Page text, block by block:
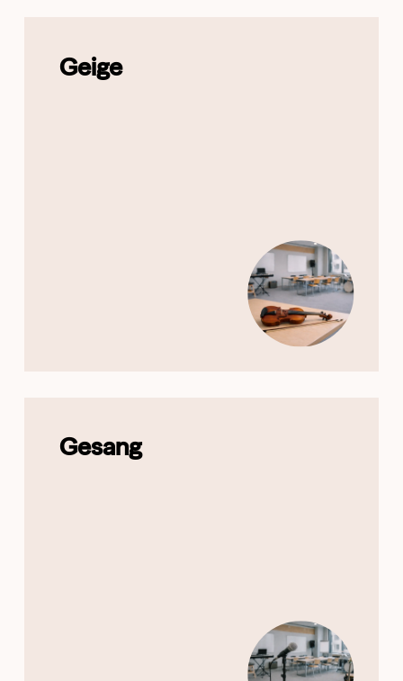
Geige
Gesang